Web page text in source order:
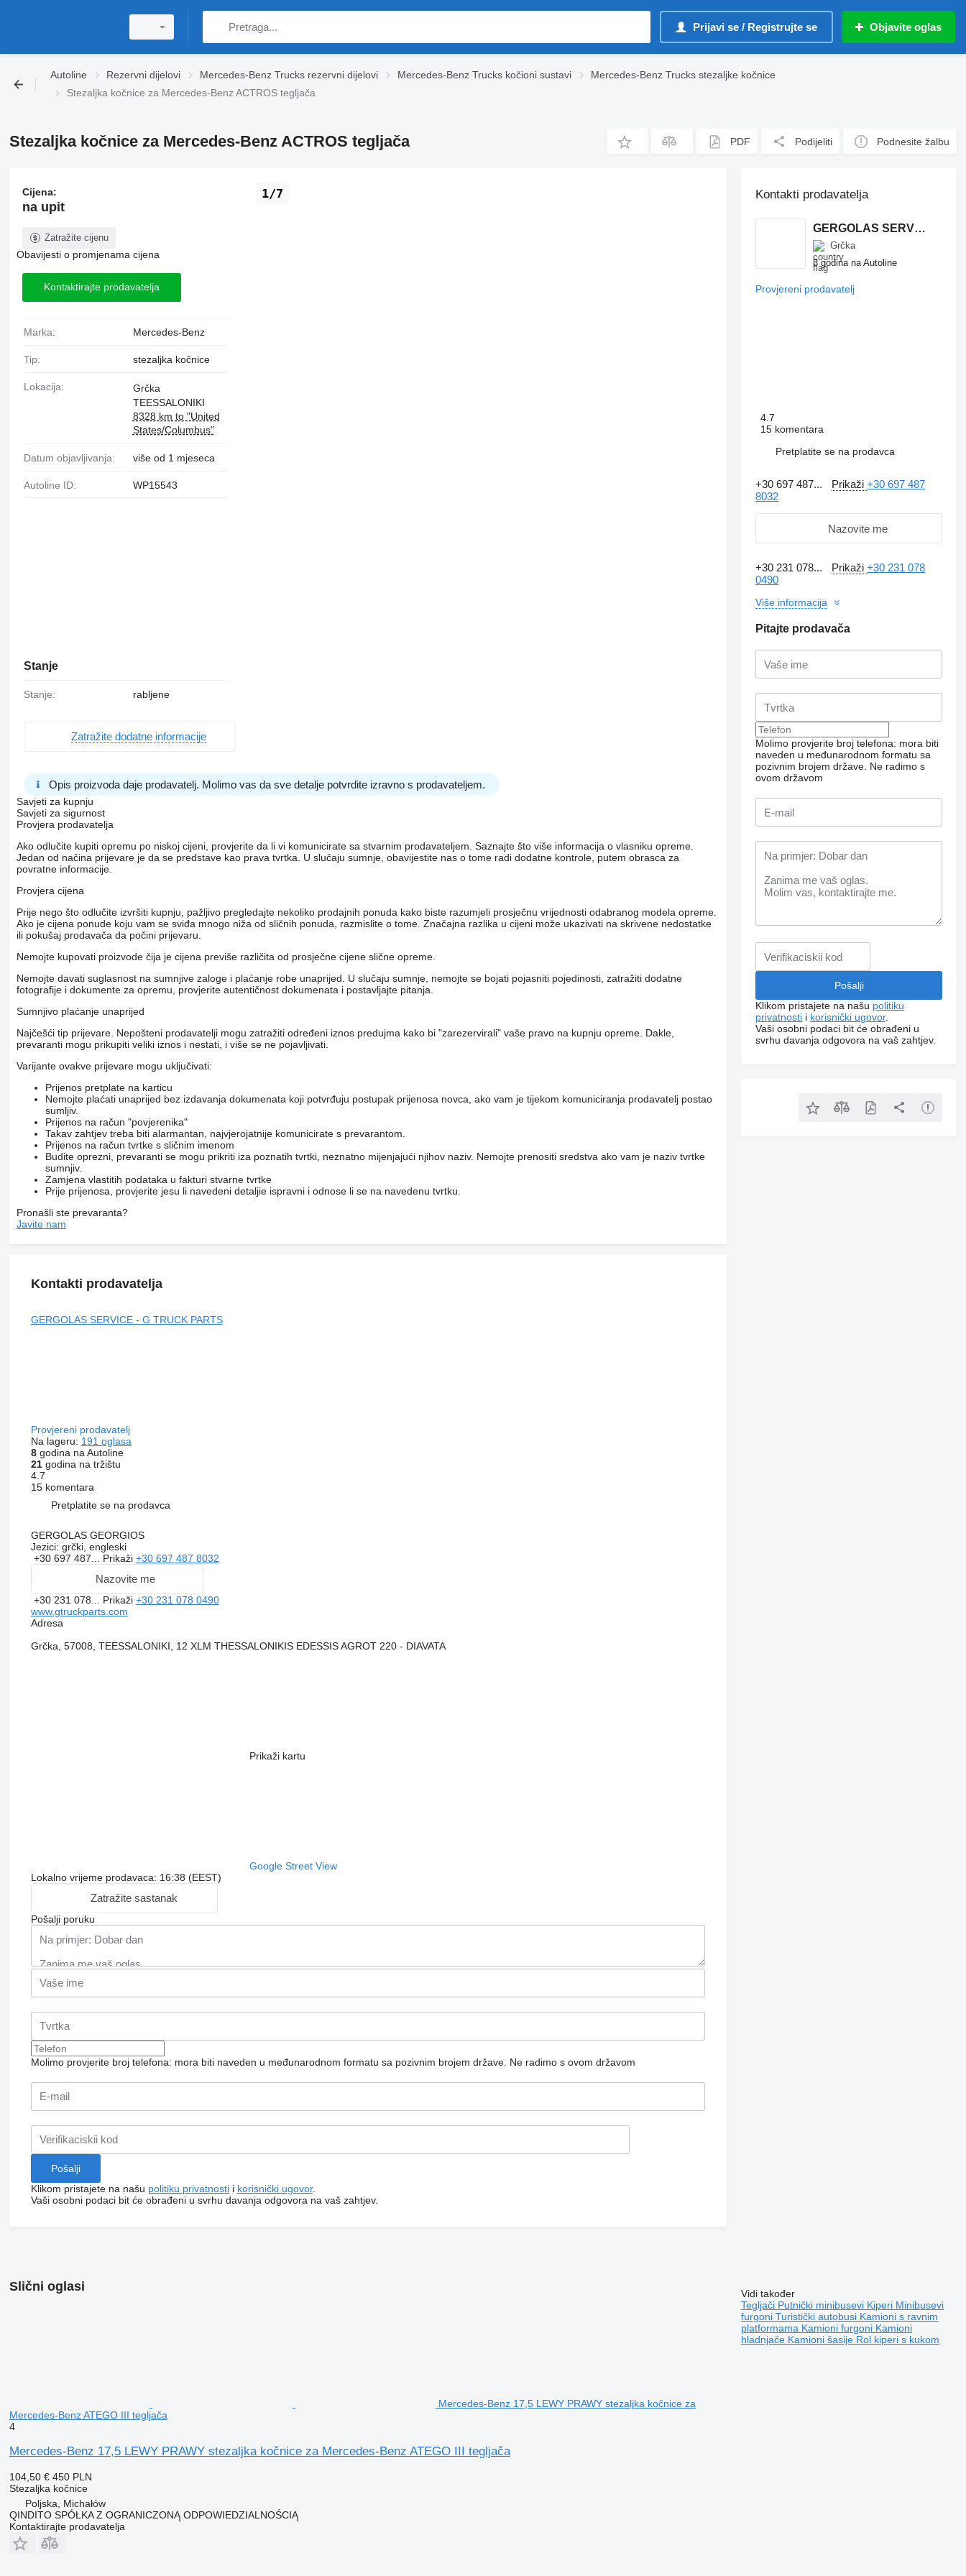
Prijavi se / Registrujte se Objavite oglas
Autoline Rezervni dijelovi Mercedes-Benz Trucks rezervni dijelovi Mercedes-Benz Trucks kočioni sustavi
Mercedes-Benz Trucks stezaljkе kočnice
Stezaljka kočnice za Mercedes-Benz ACTROS tegljača
Stezaljka kočnice za Mercedes-Benz ACTROS tegljača PDF Podijeliti Podnesite žalbu
1/7
Cijena:
na upit
Zatražite cijenu
Obavijesti o promjenama cijena
Kontaktirajte prodavatelja
Marka: Mercedes-Benz
Tip: stezaljkа kočnice
Lokacija:
Grčka
TEESSALONIKI
8328 km to "United
States/Columbus"
Datum objavljivanja: više od 1 mjeseca
Autoline ID: WP15543
Stanje
Stanje: rabljene
Zatražite dodatne informacije
Opis proizvoda daje prodavatelj. Molimo vas da sve detalje potvrdite izravno s prodavateljem.
Savjeti za kupnju
Savjeti za sigurnost
Provjera prodavatelja
Ako odlučite kupiti opremu po niskoj cijeni, provjerite da li vi komunicirate sa stvarnim prodavateljem. Saznajte što više informacija o vlasniku opreme.
Jedan od načina prijevare je da se predstave kao prava tvrtka. U slučaju sumnje, obavijestite nas o tome radi dodatne kontrole, putem obrasca za
povratne informacije.
Provjera cijena
Prije nego što odlučite izvršiti kupnju, pažljivo pregledajte nekoliko prodajnih ponuda kako biste razumjeli prosječnu vrijednosti odabranog modela opreme.
Ako je cijena ponude koju vam se sviđa mnogo niža od sličnih ponuda, razmislite o tome. Značajna razlika u cijeni može ukazivati ​​na skrivene nedostatke
ili pokušaj prodavača da počini prijevaru.
Nemojte kupovati proizvode čija je cijena previše različita od prosječne cijene slične opreme.
Nemojte davati suglasnost na sumnjive zaloge i plaćanje robe unaprijed. U slučaju sumnje, nemojte se bojati pojasniti pojedinosti, zatražiti dodatne
fotografije i dokumente za opremu, provjerite autentičnost dokumenata i postavljajte pitanja.
Sumnjivo plaćanje unaprijed
Najčešći tip prijevare. Nepošteni prodavatelji mogu zatražiti određeni iznos predujma kako bi "zarezervirali" vaše pravo na kupnju opreme. Dakle,
prevaranti mogu prikupiti veliki iznos i nestati, i više se ne pojavljivati.
Varijante ovakve prijevare mogu uključivati:
Prijenos pretplate na karticu
Nemojte plaćati unaprijed bez izdavanja dokumenata koji potvrđuju postupak prijenosa novca, ako vam je tijekom komuniciranja prodavatelj postao
sumljiv.
Prijenos na račun "povjerenika"
Takav zahtjev treba biti alarmantan, najvjerojatnije komunicirate s prevarantom.
Prijenos na račun tvrtke s sličnim imenom
Budite oprezni, prevaranti se mogu prikriti iza poznatih tvrtki, neznatno mijenjajući njihov naziv. Nemojte prenositi sredstva ako vam je naziv tvrtke
sumnjiv.
Zamjena vlastitih podataka u fakturi stvarne tvrtke
Prije prijenosa, provjerite jesu li navedeni detaljie ispravni i odnose li se na navedenu tvrtku.
Pronašli ste prevaranta?
Javite nam
Kontakti prodavatelja
GERGOLAS SERVICE - G TRUCK PARTS
Provjereni prodavatelj
Na lageru: 191 oglasa
8godina na Autoline
21godina na tržištu
4.7
15 komentara
Pretplatite se na prodavca
GERGOLAS GEORGIOS
Jezici: grčki, engleski
+30 697 487... Prikaži +30 697 487 8032
Nazovite me
+30 231 078... Prikaži +30 231 078 0490
www.gtruckparts.com
Adresa
Grčka, 57008, TEESSALONIKI, 12 XLM THESSALONIKIS EDESSIS AGROT 220 - DIAVATA
Prikaži kartu
Google Street View
Lokalno vrijeme prodavaca: 16:38 (EEST)
Zatražite sastanak
Pošalji poruku
Molimo provjerite broj telefona: mora biti naveden u međunarodnom formatu sa pozivnim brojem države. Ne radimo s ovom državom
Klikom pristajete na našu politiku privatnostii korisnički ugovor.
Vaši osobni podaci bit će obrađeni u svrhu davanja odgovora na vaš zahtjev.
Kontakti prodavatelja
GERGOLAS SERVICE - G TRUCK PARTS
Grčka
8 godina na Autoline
Provjereni prodavatelj
4.7
15 komentara
Pretplatite se na prodavca
+30 697 487... Prikaži+30 697 487
8032
Nazovite me
+30 231 078... Prikaži+30 231 078
0490
Više informacija
Pitajte prodavača
Molimo provjerite broj telefona: mora biti
naveden u međunarodnom formatu sa
pozivnim brojem države. Ne radimo s
ovom državom
Klikom pristajete na našu politiku
privatnosti i korisnički ugovor.
Vaši osobni podaci bit će obrađeni u
svrhu davanja odgovora na vaš zahtjev.
Slični oglasi
Mercedes-Benz 17,5 LEWY PRAWY stezaljkа kočnice za
Mercedes-Benz ATEGO III tegljača
4
Mercedes-Benz 17,5 LEWY PRAWY stezaljka kočnice za Mercedes-Benz ATEGO III tegljača
104,50 € 450 PLN
Stezaljkа kočnice
Poljska, Michałów
QINDITO SPÓŁKA Z OGRANICZONĄ ODPOWIEDZIALNOŚCIĄ
Kontaktirajte prodavatelja
Vidi također
Tegljači Putnički minibusevi Kiperi Minibusevi
furgoniTuristički autobusi Kamioni s ravnim
platformama Kamioni furgoni Kamioni
hladnjače Kamioni šasije Rol kiperi s kukom